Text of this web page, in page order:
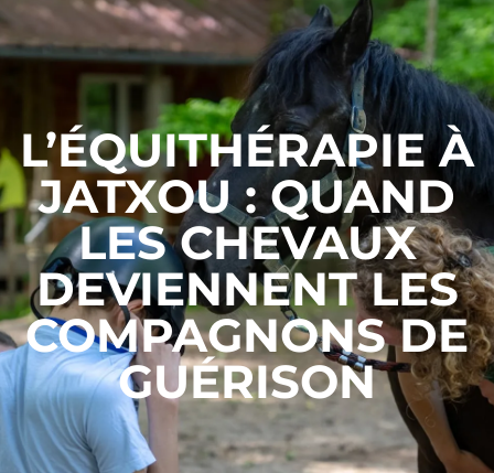
L’ÉQUITHÉRAPIE À
JATXOU : QUAND
LES CHEVAUX
DEVIENNENT LES
COMPAGNONS DE
GUÉRISON